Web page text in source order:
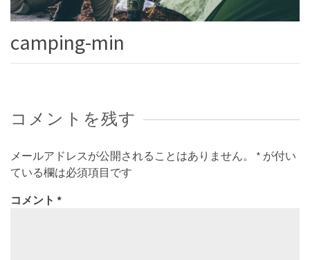
camping-min
コメントを残す
メールアドレスが公開されることはありません。 * が付い
ている欄は必須項目です
コメント *